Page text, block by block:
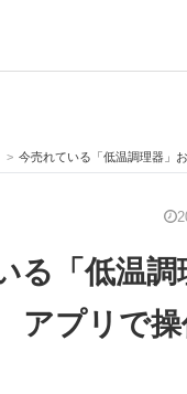
ITの今と未来を見通す
AI活用のいまが分かる
> 今売れている「低温調理器」おす
る「低温
プリで操